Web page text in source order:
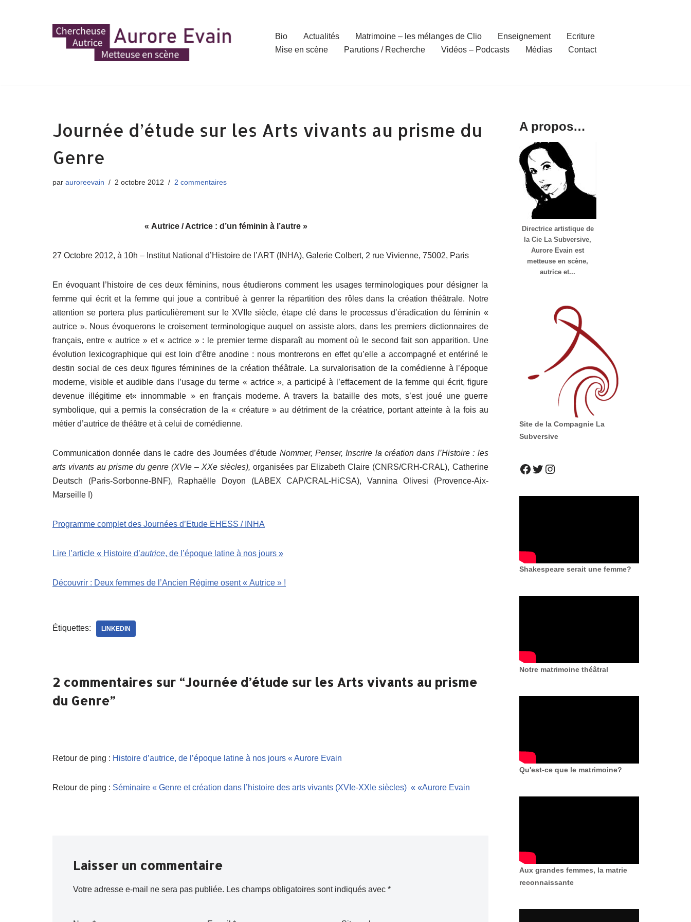
Bio Actualités Matrimoine – les mélanges de Clio Enseignement
Ecriture
Mise en scène
Parutions / Recherche Vidéos – Podcasts Médias Contact
Journée d’étude sur les Arts vivants au prisme du
Genre
par auroreevain 2 octobre 2012 2 commentaires
« Autrice / Actrice : d’un féminin à l’autre »
27 Octobre 2012, à 10h – Institut National d’Histoire de l’ART (INHA), Galerie Colbert, 2 rue Vivienne, 75002, Paris
En évoquant l’histoire de ces deux féminins, nous étudierons comment les usages terminologiques pour désigner la
femme qui écrit et la femme qui joue a contribué à genrer la répartition des rôles dans la création théâtrale. Notre
attention se portera plus particulièrement sur le XVIIe siècle, étape clé dans le processus d’éradication du féminin «
autrice ». Nous évoquerons le croisement terminologique auquel on assiste alors, dans les premiers dictionnaires de
français, entre « autrice » et « actrice » : le premier terme disparaît au moment où le second fait son apparition. Une
évolution lexicographique qui est loin d’être anodine : nous montrerons en effet qu’elle a accompagné et entériné le
destin social de ces deux figures féminines de la création théâtrale. La survalorisation de la comédienne à l’époque
moderne, visible et audible dans l’usage du terme « actrice », a participé à l’effacement de la femme qui écrit, figure
devenue illégitime et« innommable » en français moderne. A travers la bataille des mots, s’est joué une guerre
symbolique, qui a permis la consécration de la « créature » au détriment de la créatrice, portant atteinte à la fois au
métier d’autrice de théâtre et à celui de comédienne.
Communication donnée dans le cadre des Journées d’étude Nommer, Penser, Inscrire la création dans l’Histoire : les
arts vivants au prisme du genre (XVIe – XXe siècles),organisées par Elizabeth Claire (CNRS/CRH-CRAL), Catherine
Deutsch (Paris-Sorbonne-BNF), Raphaëlle Doyon (LABEX CAP/CRAL-HiCSA), Vannina Olivesi (Provence-Aix-
Marseille I)
Programme complet des Journées d’Etude EHESS / INHA
Lire l’article « Histoire d’autrice, de l’époque latine à nos jours »
Découvrir : Deux femmes de l’Ancien Régime osent « Autrice » !
Étiquettes: LINKEDIN
2 commentaires sur “Journée d’étude sur les Arts vivants au prisme
du Genre”
Retour de ping : Histoire d’autrice, de l’époque latine à nos jours « Aurore Evain
Retour de ping : Séminaire « Genre et création dans l’histoire des arts vivants (XVIe-XXIe siècles) « «Aurore Evain
Laisser un commentaire
Votre adresse e-mail ne sera pas publiée. Les champs obligatoires sont indiqués avec *
A propos…
Directrice artistique de
la Cie La Subversive,
Aurore Evain est
metteuse en scène,
autrice et...
Site de la Compagnie La
Subversive
Shakespeare serait une femme?
Notre matrimoine théâtral
Qu'est-ce que le matrimoine?
Aux grandes femmes, la matrie
reconnaissante